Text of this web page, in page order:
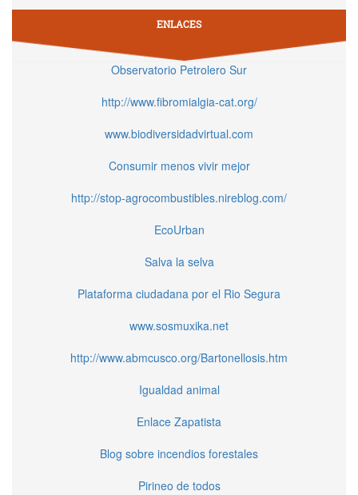
ENLACES
Observatorio Petrolero Sur
http://www.fibromialgia-cat.org/
www.biodiversidadvirtual.com
Consumir menos vivir mejor
http://stop-agrocombustibles.nireblog.com/
EcoUrban
Salva la selva
Plataforma ciudadana por el Rio Segura
www.sosmuxika.net
http://www.abmcusco.org/Bartonellosis.htm
Igualdad animal
Enlace Zapatista
Blog sobre incendios forestales
Pirineo de todos